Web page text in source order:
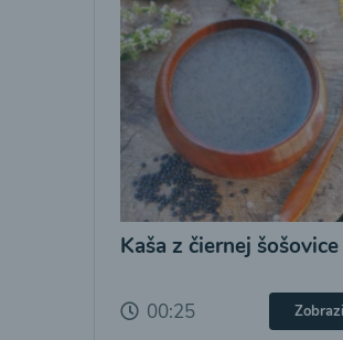
Kaša z čiernej šošovice
00:25